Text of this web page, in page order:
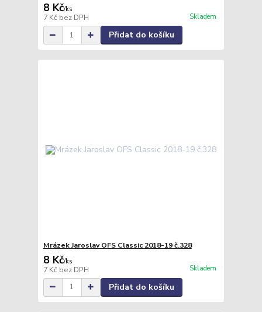
8 Kč/ks
7 Kč bez DPH Skladem
Přidat do košíku
Mrázek Jaroslav OFS Classic 2018-19 č.328
8 Kč/ks
7 Kč bez DPH Skladem
Přidat do košíku